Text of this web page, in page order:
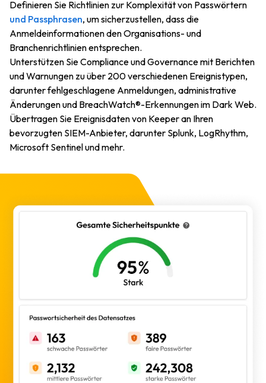
Definieren Sie Richtlinien zur Komplexität von Passwörtern
und Passphrasen, um sicherzustellen, dass die
Anmeldeinformationen den Organisations- und
Branchenrichtlinien entsprechen.
Unterstützen Sie Compliance und Governance mit Berichten
und Warnungen zu über 200 verschiedenen Ereignistypen,
darunter fehlgeschlagene Anmeldungen, administrative
Änderungen und BreachWatch®-Erkennungen im Dark Web.
Übertragen Sie Ereignisdaten von Keeper an Ihren
bevorzugten SIEM-Anbieter, darunter Splunk, LogRhythm,
Microsoft Sentinel und mehr.